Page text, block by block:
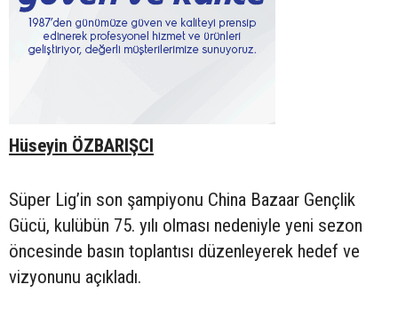
Hüseyin ÖZBARIŞCI
Süper Lig’in son şampiyonu China Bazaar Gençlik
Gücü, kulübün 75. yılı olması nedeniyle yeni sezon
öncesinde basın toplantısı düzenleyerek hedef ve
vizyonunu açıkladı.